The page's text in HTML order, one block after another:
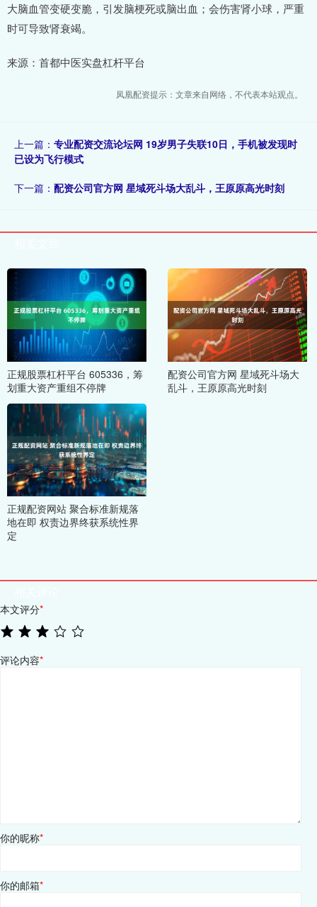
大脑血管变硬变脆，引发脑梗死或脑出血；会伤害肾小球，严重
时可导致肾衰竭。
来源：首都中医实盘杠杆平台
凤凰配资提示：文章来自网络，不代表本站观点。
上一篇： 专业配资交流论坛网 19岁男子失联10日，手机被发现时
已设为飞行模式
下一篇： 配资公司官方网 星域死斗场大乱斗，王原原高光时刻
正规股票杠杆平台 605336，筹
划重大资产重组不停牌
配资公司官方网 星域死斗场大
乱斗，王原原高光时刻
正规配资网站 聚合标准新规落
地在即 权责边界终获系统性界
定
本文评分*
评论内容*
你的昵称*
你的邮箱*